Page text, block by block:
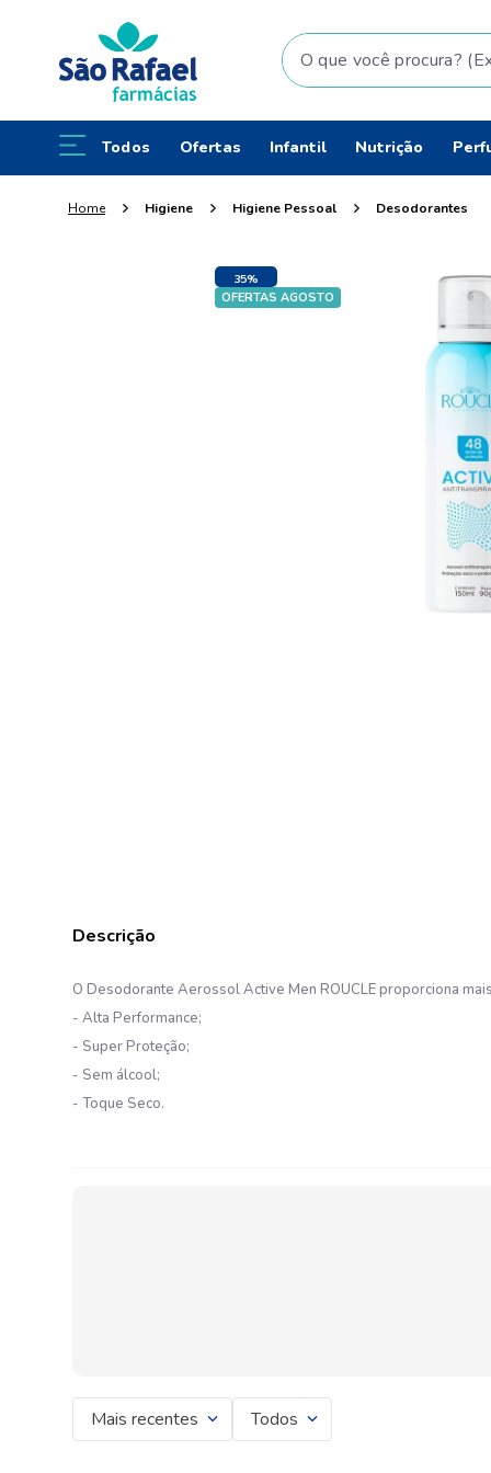
O que você procura? (Ex:
Todos Ofertas Infantil Nutrição
Higiene Higiene Pessoal Desodorantes
35%
OFF
OFERTAS AGOSTO
O Desodorante Aerossol Active Men ROUCLE proporciona
- Alta Performance;
- Super Proteção;
- Sem álcool;
- Toque Seco.
Mais recentes Todos